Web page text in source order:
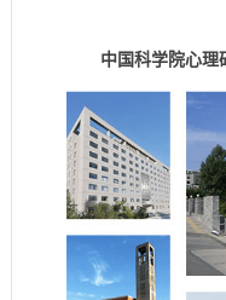
中国科学院心理研